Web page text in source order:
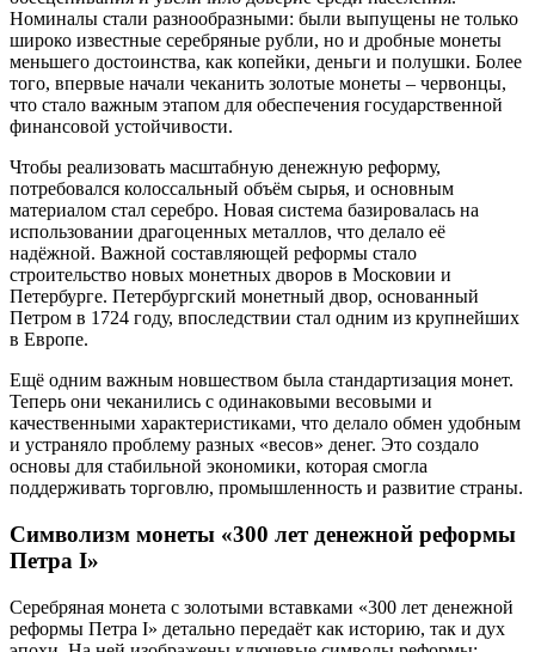
Номиналы стали разнообразными: были выпущены не только
широко известные серебряные рубли, но и дробные монеты
меньшего достоинства, как копейки, деньги и полушки. Более
того, впервые начали чеканить золотые монеты – червонцы,
что стало важным этапом для обеспечения государственной
финансовой устойчивости.
Чтобы реализовать масштабную денежную реформу,
потребовался колоссальный объём сырья, и основным
материалом стал серебро. Новая система базировалась на
использовании драгоценных металлов, что делало её
надёжной. Важной составляющей реформы стало
строительство новых монетных дворов в Московии и
Петербурге. Петербургский монетный двор, основанный
Петром в 1724 году, впоследствии стал одним из крупнейших
в Европе.
Ещё одним важным новшеством была стандартизация монет.
Теперь они чеканились с одинаковыми весовыми и
качественными характеристиками, что делало обмен удобным
и устраняло проблему разных «весов» денег. Это создало
основы для стабильной экономики, которая смогла
поддерживать торговлю, промышленность и развитие страны.
Символизм монеты «300 лет денежной реформы
Петра I»
Серебряная монета с золотыми вставками «300 лет денежной
реформы Петра I» детально передаёт как историю, так и дух